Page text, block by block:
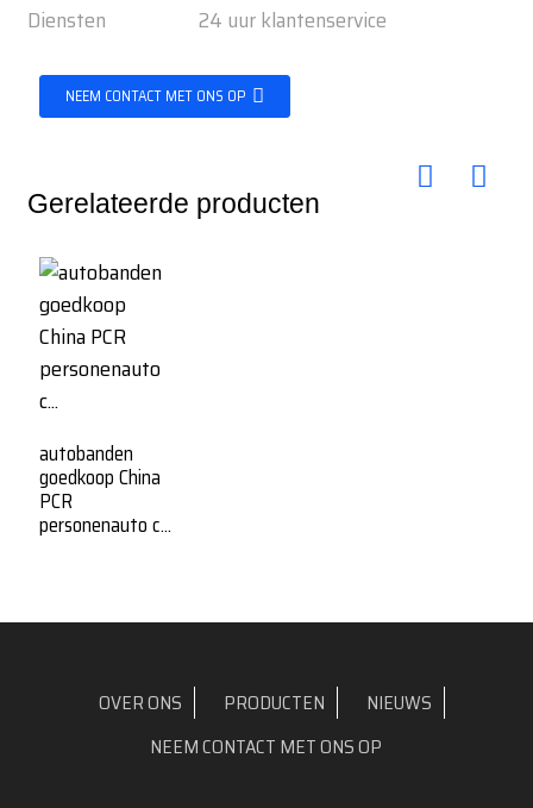
Diensten
24 uur klantenservice
NEEM CONTACT MET ONS OP
Gerelateerde producten
autobanden
goedkoop China
PCR
personenauto c...
OVER ONS PRODUCTEN
NIEUWS
NEEM CONTACT MET ONS OP